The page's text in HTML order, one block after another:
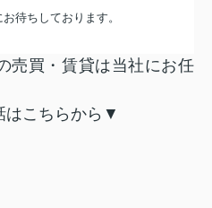
待ちしております。
売買・賃貸は当社にお任
こちらから ▼